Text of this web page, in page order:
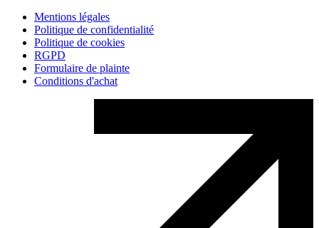
Mentions légales
Politique de confidentialité
Politique de cookies
RGPD
Formulaire de plainte
Conditions d'achat